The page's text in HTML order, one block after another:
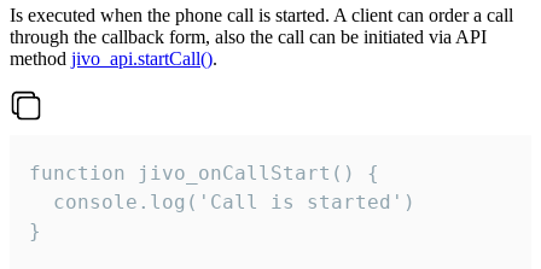
Is executed when the phone call is started. A client can order a call
through the callback form, also the call can be initiated via API
method jivo_api.startCall().
function jivo_onCallStart() {
  console.log('Call is started')
}